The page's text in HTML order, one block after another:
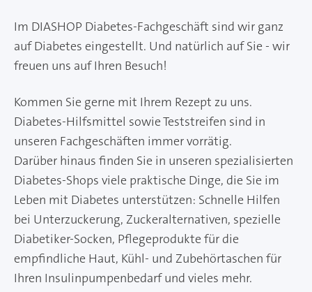
Im DIASHOP Diabetes-Fachgeschäft sind wir ganz
auf Diabetes eingestellt. Und natürlich auf Sie - wir
freuen uns auf Ihren Besuch!
Kommen Sie gerne mit Ihrem Rezept zu uns.
Diabetes-Hilfsmittel sowie Teststreifen sind in
unseren Fachgeschäften immer vorrätig.
Darüber hinaus finden Sie in unseren spezialisierten
Diabetes-Shops viele praktische Dinge, die Sie im
Leben mit Diabetes unterstützen: Schnelle Hilfen
bei Unterzuckerung, Zuckeralternativen, spezielle
Diabetiker-Socken, Pflegeprodukte für die
empfindliche Haut, Kühl- und Zubehörtaschen für
Ihren Insulinpumpenbedarf und vieles mehr.